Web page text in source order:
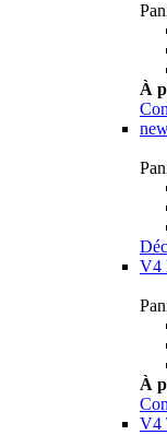
À
V4
À
V4